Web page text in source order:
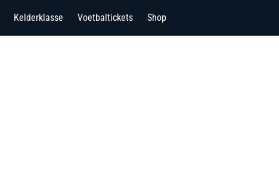
Kelderklasse Voetbaltickets Shop